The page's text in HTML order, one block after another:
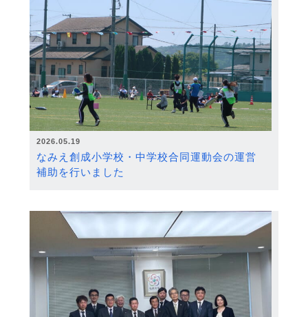
2026.05.19
なみえ創成小学校・中学校合同運動会の運営
補助を行いました